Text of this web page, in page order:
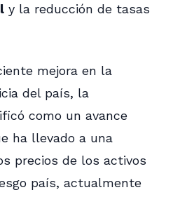
y la reducción de tasas
mejora en la
del país, la
como un avance
ha llevado a una
precios de los activos
país, actualmente